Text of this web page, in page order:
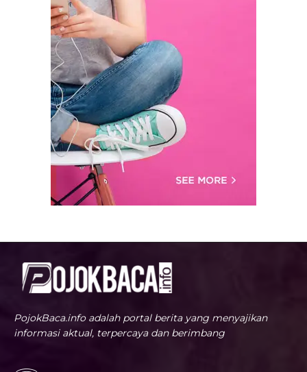
PojokBaca.info adalah portal berita yang menyajikan
informasi aktual, terpercaya dan berimbang